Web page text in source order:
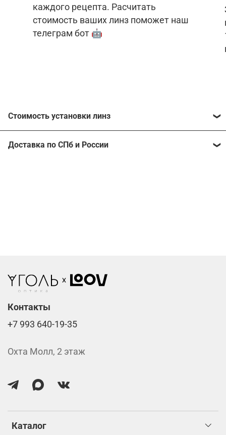
каждого рецепта. Расчитать
стоимость ваших линз поможет наш
телеграм бот 🤖
Стоимость установки линз
Расчитать стоимость ваших линз поможет
Доставка по СПб и России
Каталог
Контакты
+7 993 640-19-35
Охта Молл, 2 этаж